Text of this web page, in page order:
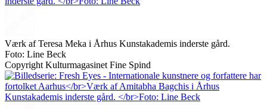
Værk af Teresa Meka i Århus Kunstakademis inderste gård.
Foto: Line Beck
Copyright Kulturmagasinet Fine Spind